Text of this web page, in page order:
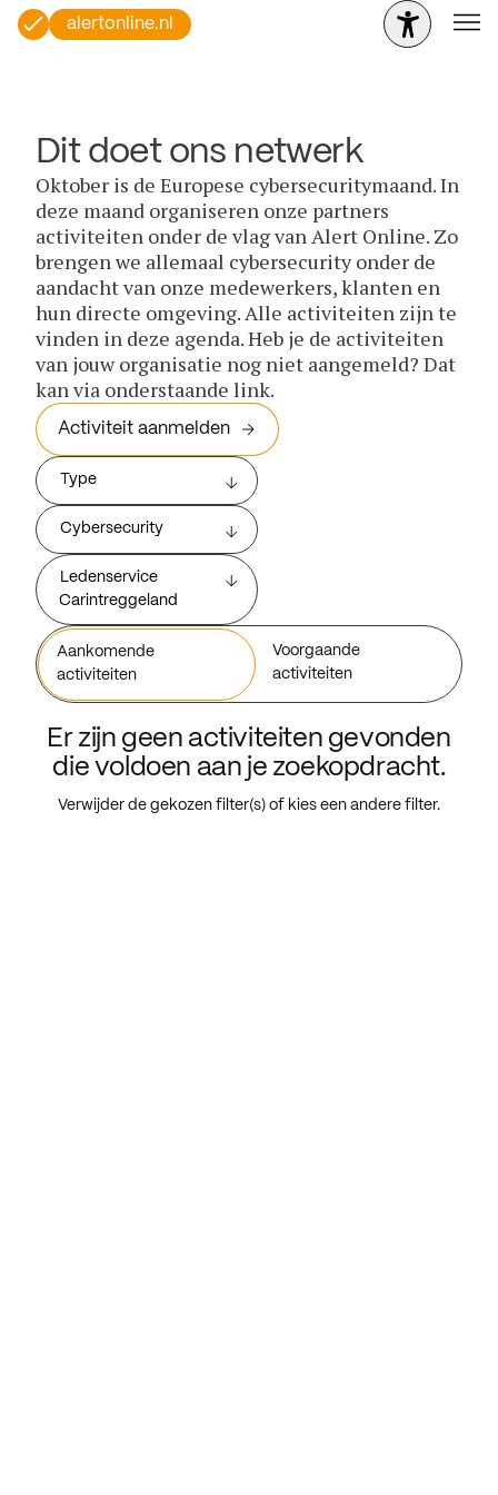
alertonline.nl
Dit doet ons netwerk
Oktober is de Europese cybersecuritymaand. In
deze maand organiseren onze partners
activiteiten onder de vlag van Alert Online. Zo
brengen we allemaal cybersecurity onder de
aandacht van onze medewerkers, klanten en
hun directe omgeving. Alle activiteiten zijn te
vinden in deze agenda. Heb je de activiteiten
van jouw organisatie nog niet aangemeld? Dat
kan via onderstaande link.
Activiteit aanmelden
Type
Cybersecurity
Ledenservice
Carintreggeland
Aankomende
activiteiten
Voorgaande
activiteiten
Er zijn geen activiteiten gevonden
die voldoen aan je zoekopdracht.
Verwijder de gekozen filter(s) of kies een andere filter.